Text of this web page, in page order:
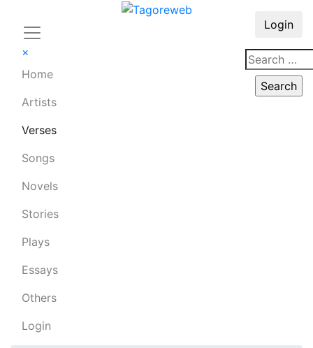
×
Home
Artists
Verses
Songs
Novels
Stories
Plays
Essays
Others
Login
Login